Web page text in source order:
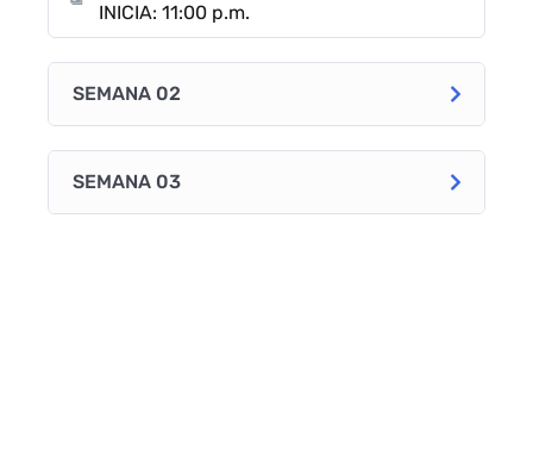
INICIA: 11:00 p.m.
SEMANA 02
SEMANA 03